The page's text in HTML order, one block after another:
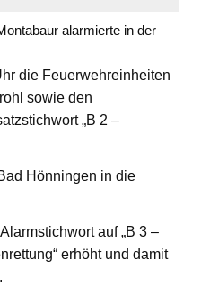
alarmierte in der
die Feuerwehreinheiten
sowie den
„B 2 –
Hönningen in die
auf „B 3 –
erhöht und damit